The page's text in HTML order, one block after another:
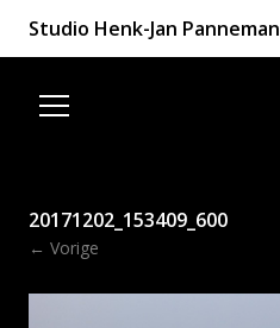
Studio Henk-Jan Panneman
20171202_153409_600
← Vorige